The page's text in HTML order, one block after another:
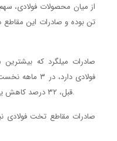
صادرات میلگرد که
فولادی دارد،
قبل، ۳۲ درصد کاهش یافته است و به ۴۶۳ هزار تن رسیده است.